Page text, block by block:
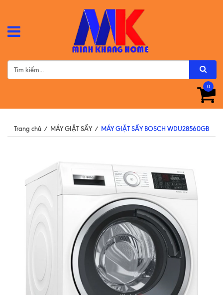
0
Trang chủ / MÁY GIẶT SẤY / MÁY GIẶT SẤY BOSCH WDU28560GB